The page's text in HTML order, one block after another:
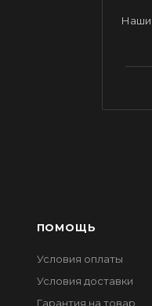
Наши
ПОМОЩЬ
Условия оплаты
Условия доставки
Гарантия на товар